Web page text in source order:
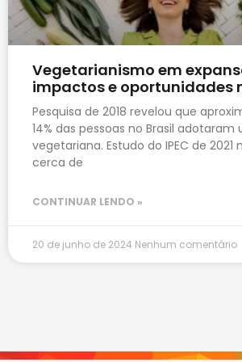
Vegetarianismo em
impactos e oportunidades
Pesquisa de 2018 revelou que
14% das pessoas no Brasil adotaram
vegetariana. Estudo do IPEC de 2021
cerca de
CONTINUAR LENDO »
20 de junho de 2024 Nenhum comentário